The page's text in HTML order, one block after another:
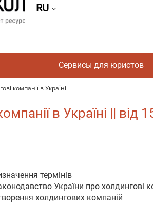
RU
Сервисы для юристов
компанії в Україні
в Україні ||
термінів
України про холдингові
холдингових компаній